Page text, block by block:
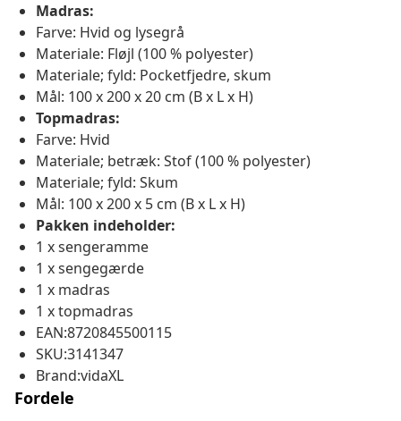
Madras:
Farve: Hvid og lysegrå
Materiale: Fløjl (100 % polyester)
Materiale; fyld: Pocketfjedre, skum
Mål: 100 x 200 x 20 cm (B x L x H)
Topmadras:
Farve: Hvid
Materiale; betræk: Stof (100 % polyester)
Materiale; fyld: Skum
Mål: 100 x 200 x 5 cm (B x L x H)
Pakken indeholder:
1 x sengeramme
1 x sengegærde
1 x madras
1 x topmadras
EAN:8720845500115
SKU:3141347
Brand:vidaXL
Fordele